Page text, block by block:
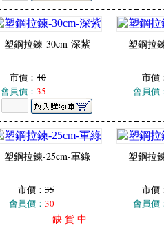
塑鋼拉鍊-30cm-深紫
市價： 40
會員價： 35
塑鋼拉
市價
會員價
塑鋼拉鍊-25cm-軍綠
市價： 35
會員價： 30
缺 貨 中
塑鋼拉
市價
會員價